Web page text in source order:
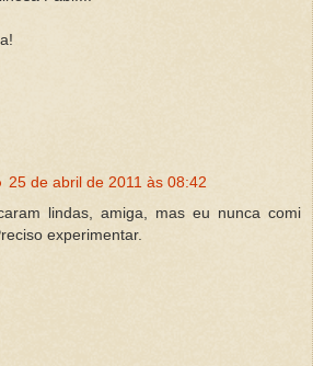
25 de abril de 2011 às 08:42
lindas, amiga, mas eu nunca comi
experimentar.